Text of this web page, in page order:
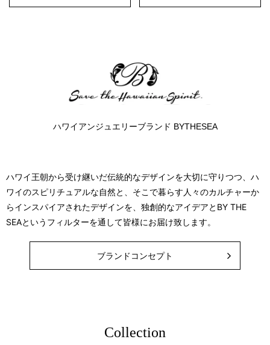
ハワイアンジュエリーブランド BYTHESEA
ハワイ王朝から受け継いだ伝統的なデザインを大切に守りつつ、ハ
ワイのスピリチュアルな自然と、そこで暮らす人々のカルチャーか
らインスパイアされたデザインを、独創的なアイデアとBY THE
SEAというフィルターを通して皆様にお届け致します。
ブランドコンセプト
Collection